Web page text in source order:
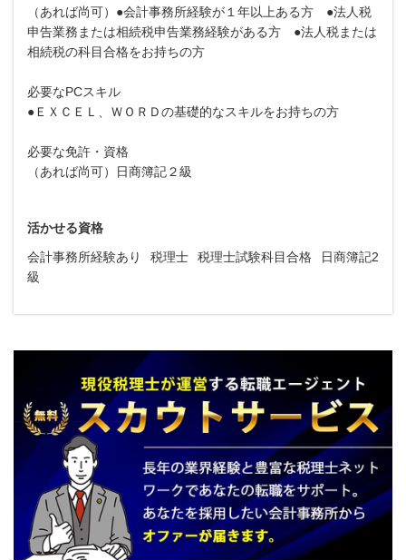
（あれば尚可）●会計事務所経験が１年以上ある方 ●法人税
申告業務または相続税申告業務経験がある方 ●法人税または
相続税の科目合格をお持ちの方
必要なPCスキル
●ＥＸＣＥＬ、ＷＯＲＤの基礎的なスキルをお持ちの方
必要な免許・資格
（あれば尚可）日商簿記２級
活かせる資格
会計事務所経験あり
税理士 税理士試験科目合格
日商簿記2
級